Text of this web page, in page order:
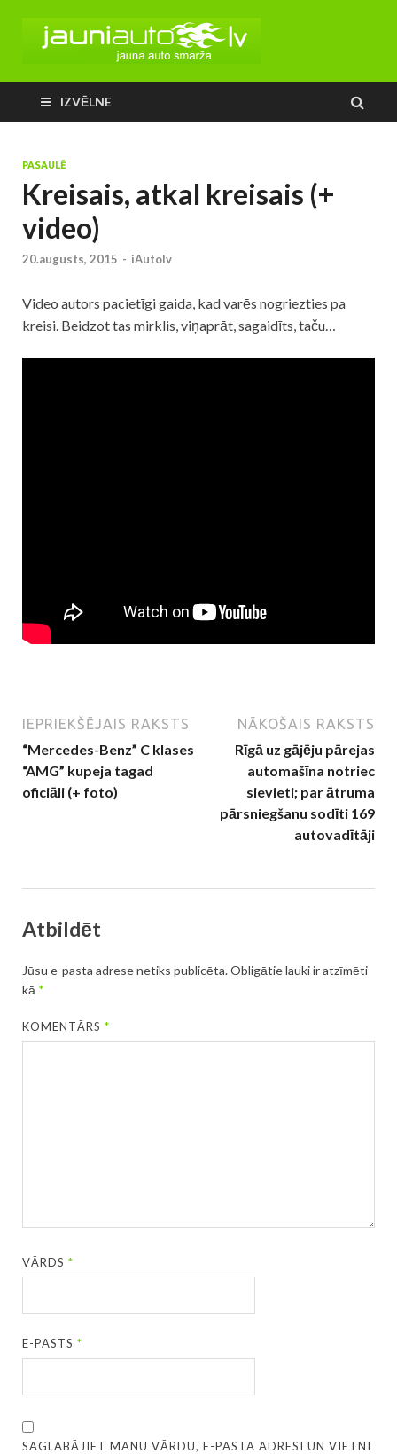
IZVĒLNE
PASAULĒ
Kreisais, atkal kreisais (+
video)
20.augusts, 2015 - iAutolv
Video autors pacietīgi gaida, kad varēs nogriezties pa
kreisi. Beidzot tas mirklis, viņaprāt, sagaidīts, taču…
IEPRIEKŠĒJAIS RAKSTS
“Mercedes-Benz” C klases
“AMG” kupeja tagad
oficiāli (+ foto)
NĀKOŠAIS RAKSTS
Rīgā uz gājēju pārejas
automašīna notriec
sievieti; par ātruma
pārsniegšanu sodīti 169
autovadītāji
Atbildēt
Jūsu e-pasta adrese netiks publicēta.Obligātie lauki ir atzīmēti
kā *
KOMENTĀRS*
VĀRDS*
E-PASTS*
SAGLABĀJIET MANU VĀRDU, E-PASTA ADRESI UN VIETNI